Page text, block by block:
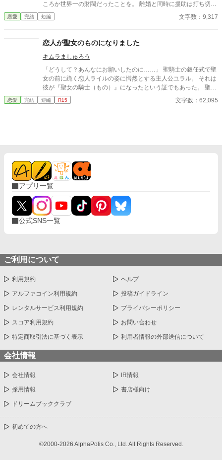
ころか世界一の財閥だったことを。 離婚と同時に援助は打ち切ら
れ、侯爵家はあっという間に崩壊。 破産寸前となった元夫は土下
座で復縁を懇願するが…。 「申し訳ありません。そのお願いは、
に入れる、痛快ざまぁストーリー。
恋愛 完結 短編 文字数：9,317
恋人が聖女のものになりました
キムラましゅろう
「どうして？あんなにお願いしたのに……」 聖騎士の叙任式で聖
女の前に跪く恋人ライルの姿に愕然とする主人公ユラル。 それは
彼が『聖女の騎士（もの）』になったという証でもあった。 聖女
が持つその神聖力によって、徐々に聖女の虜となってゆくように
定められた聖騎士たち。 多くの聖騎士達の妻が、恋人が、婚約者
お話となります。 菩薩の如き広いお心でお読みくださいませ。 小
説家になろうさんでも投稿します。
恋愛 完結 短編 R15 文字数：62,095
アプリ一覧
公式SNS一覧
ご利用について
利用規約 ヘルプ
アルファコイン利用規約 投稿ガイドライン
レンタルサービス利用規約 プライバシーポリシー
スコア利用規約 お問い合わせ
特定商取引法に基づく表示 利用者情報の外部送信について
会社情報
会社情報 IR情報
採用情報 書店様向け
ドリームブッククラブ
初めての方へ
©2000-2026 AlphaPolis Co., Ltd. All Rights Reserved.